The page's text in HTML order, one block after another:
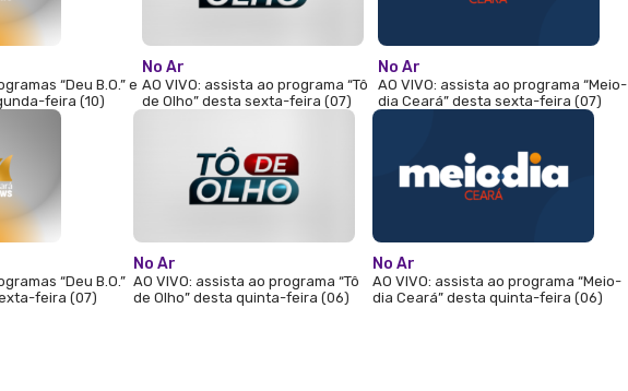
“Deu B.O.” e
feira (10)
No Ar
AO VIVO: assista ao programa “Tô
de Olho” desta sexta-feira (07)
No Ar
AO VIVO: assista ao programa “Meio-
dia Ceará” desta sexta-feira (07)
“Deu B.O.”
feira (07)
No Ar
AO VIVO: assista ao programa “Tô
de Olho” desta quinta-feira (06)
No Ar
AO VIVO: assista ao programa “Meio-
dia Ceará” desta quinta-feira (06)